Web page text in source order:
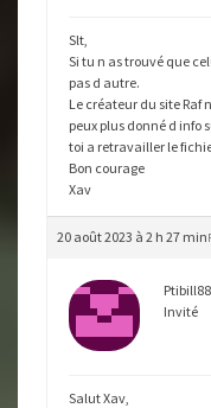
Slt,
Si tu n as trouvé que
pas d autre.
Le créateur du site Raf
peux plus donné d info
toi a retravailler le
Bon courage
Xav
20 août 2023 à 2 h 27 min
Ptibill88
Invité
Salut Xav,